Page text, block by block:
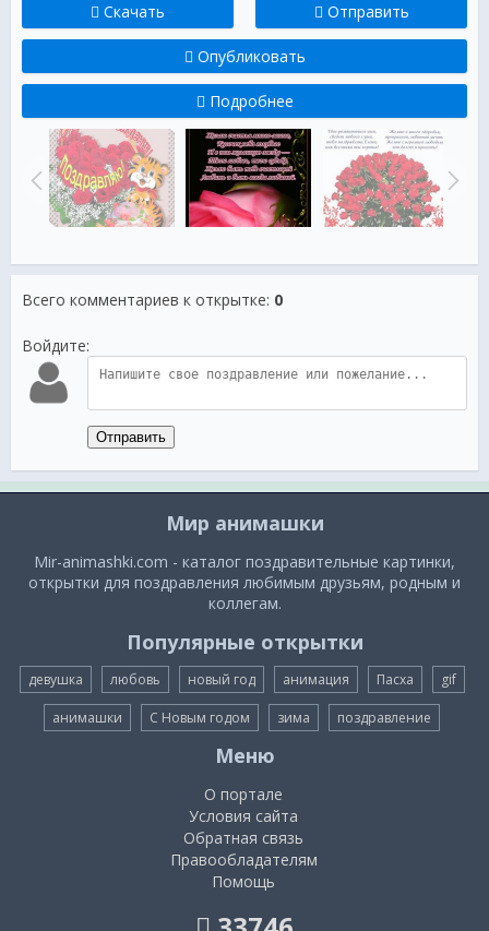
Скачать Отправить
Опубликовать
Подробнее
Всего комментариев к открытке: 0
Войдите:
Отправить
Мир анимашки
Mir-animashki.com - каталог поздравительные картинки,
открытки для поздравления любимым друзьям, родным и
коллегам.
Популярные открытки
девушка любовь новый год анимация Пасха gif
анимашки С Новым годом зима поздравление
Меню
О портале
Условия сайта
Обратная связь
Правообладателям
Помощь